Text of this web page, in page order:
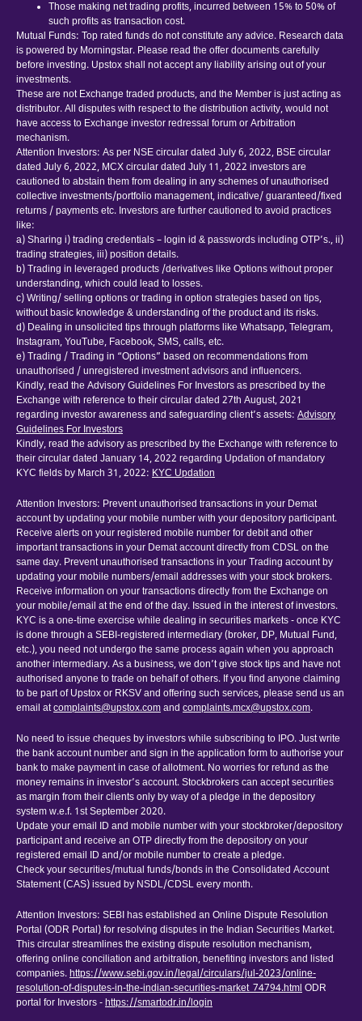
Those making net trading profits, incurred between 15% to 50% of
such profits as transaction cost.
Mutual Funds: Top rated funds do not constitute any advice. Research data
is powered by Morningstar. Please read the offer documents carefully
before investing. Upstox shall not accept any liability arising out of your
investments.
These are not Exchange traded products, and the Member is just acting as
distributor. All disputes with respect to the distribution activity, would not
have access to Exchange investor redressal forum or Arbitration
mechanism.
Attention Investors: As per NSE circular dated July 6, 2022, BSE circular
dated July 6, 2022, MCX circular dated July 11, 2022 investors are
cautioned to abstain them from dealing in any schemes of unauthorised
collective investments/portfolio management, indicative/ guaranteed/fixed
returns / payments etc. Investors are further cautioned to avoid practices
like:
a) Sharing i) trading credentials – login id & passwords including OTP’s., ii)
trading strategies, iii) position details.
b) Trading in leveraged products /derivatives like Options without proper
understanding, which could lead to losses.
c) Writing/ selling options or trading in option strategies based on tips,
without basic knowledge & understanding of the product and its risks.
d) Dealing in unsolicited tips through platforms like Whatsapp, Telegram,
Instagram, YouTube, Facebook, SMS, calls, etc.
e) Trading / Trading in “Options” based on recommendations from
unauthorised / unregistered investment advisors and influencers.
Kindly, read the Advisory Guidelines For Investors as prescribed by the
Exchange with reference to their circular dated 27th August, 2021
regarding investor awareness and safeguarding client’s assets: Advisory
Guidelines For Investors
Kindly, read the advisory as prescribed by the Exchange with reference to
their circular dated January 14, 2022 regarding Updation of mandatory
KYC fields by March 31, 2022: KYC Updation
Attention Investors: Prevent unauthorised transactions in your Demat
account by updating your mobile number with your depository participant.
Receive alerts on your registered mobile number for debit and other
important transactions in your Demat account directly from CDSL on the
same day. Prevent unauthorised transactions in your Trading account by
updating your mobile numbers/email addresses with your stock brokers.
Receive information on your transactions directly from the Exchange on
your mobile/email at the end of the day. Issued in the interest of investors.
KYC is a one-time exercise while dealing in securities markets - once KYC
is done through a SEBI-registered intermediary (broker, DP, Mutual Fund,
etc.), you need not undergo the same process again when you approach
another intermediary. As a business, we don’t give stock tips and have not
authorised anyone to trade on behalf of others. If you find anyone claiming
to be part of Upstox or RKSV and offering such services, please send us an
email atcomplaints@upstox.comand complaints.mcx@upstox.com.
No need to issue cheques by investors while subscribing to IPO. Just write
the bank account number and sign in the application form to authorise your
bank to make payment in case of allotment. No worries for refund as the
money remains in investor’s account. Stockbrokers can accept securities
as margin from their clients only by way of a pledge in the depository
system w.e.f. 1st September 2020.
Update your email ID and mobile number with your stockbroker/depository
participant and receive an OTP directly from the depository on your
registered email ID and/or mobile number to create a pledge.
Check your securities/mutual funds/bonds in the Consolidated Account
Statement (CAS) issued by NSDL/CDSL every month.
Attention Investors: SEBI has established an Online Dispute Resolution
Portal (ODR Portal) for resolving disputes in the Indian Securities Market.
This circular streamlines the existing dispute resolution mechanism,
offering online conciliation and arbitration, benefiting investors and listed
companies.https://www.sebi.gov.in/legal/circulars/jul-2023/online-
resolution-of-disputes-in-the-indian-securities-market_74794.html ODR
portal for Investors -https://smartodr.in/login